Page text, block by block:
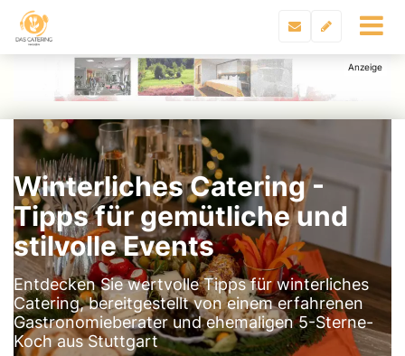
Winterliches Catering -
Tipps für gemütliche und
stilvolle Events
Entdecken Sie wertvolle Tipps für winterliches
Catering, bereitgestellt von einem erfahrenen
Gastronomieberater und ehemaligen 5-Sterne-
Koch aus Stuttgart